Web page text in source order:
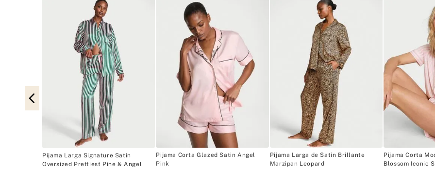
Pijama Larga Signature Satin
Oversized Prettiest Pine & Angel
Pijama Corta Glazed Satin Angel
Pink
Pijama Larga de Satin Brillante
Marzipan Leopard
Pijama Corta
Blossom Iconic